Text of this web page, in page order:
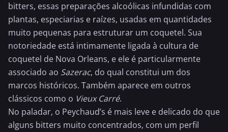
bitters, essas preparações alcoólicas infundidas com
plantas, especiarias e raízes, usadas em quantidades
muito pequenas para estruturar um coquetel. Sua
notoriedade está intimamente ligada à cultura de
coquetel de Nova Orleans, e ele é particularmente
associado ao Sazerac, do qual constitui um dos
marcos históricos. Também aparece em outros
clássicos como o Vieux Carré.
No paladar, o Peychaud’s é mais leve e delicado do que
alguns bitters muito concentrados, com um perfil